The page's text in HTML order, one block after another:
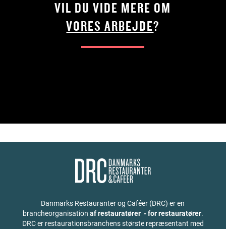
VIL DU VIDE MERE OM
VORES ARBEJDE?
Danmarks Restauranter og Caféer (DRC) er en
brancheorganisation af restauratører - for restauratører.
DRC er restaurationsbranchens største repræsentant med